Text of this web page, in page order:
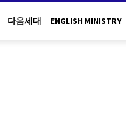
다음세대 ENGLISH MINISTRY